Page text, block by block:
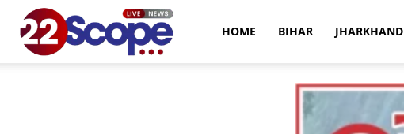
HOME BIHAR JHARKHAND